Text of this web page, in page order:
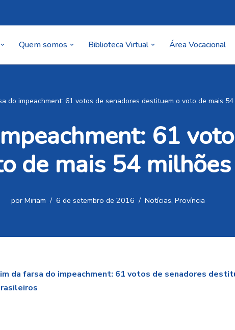
Quem somos Biblioteca Virtual Área Vocacional
do impeachment: 61 votos de senadores destituem o voto de mais
61
de mais 54
por Miriam 6 de setembro de 2016 Notícias, Província
da farsa do impeachment: 61 votos de senadores